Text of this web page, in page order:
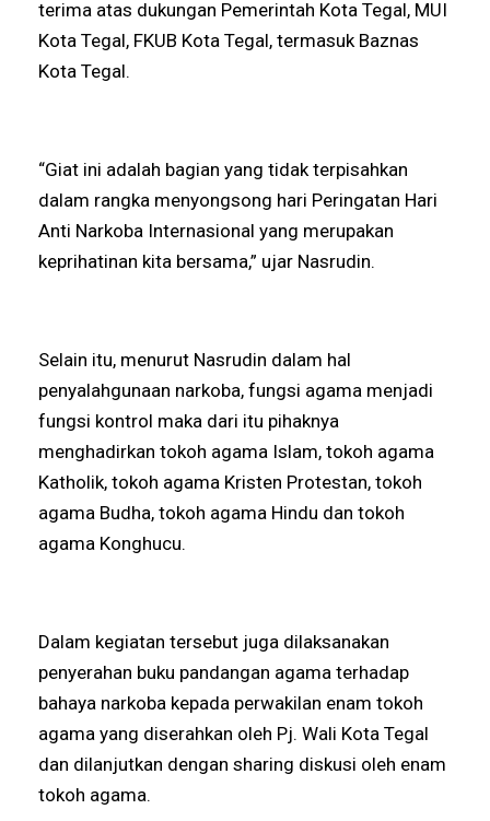
terima atas dukungan Pemerintah Kota Tegal, MUI
Kota Tegal, FKUB Kota Tegal, termasuk Baznas
Kota Tegal.
“Giat ini adalah bagian yang tidak terpisahkan
dalam rangka menyongsong hari Peringatan Hari
Anti Narkoba Internasional yang merupakan
keprihatinan kita bersama,” ujar Nasrudin.
Selain itu, menurut Nasrudin dalam hal
penyalahgunaan narkoba, fungsi agama menjadi
fungsi kontrol maka dari itu pihaknya
menghadirkan tokoh agama Islam, tokoh agama
Katholik, tokoh agama Kristen Protestan, tokoh
agama Budha, tokoh agama Hindu dan tokoh
agama Konghucu.
Dalam kegiatan tersebut juga dilaksanakan
penyerahan buku pandangan agama terhadap
bahaya narkoba kepada perwakilan enam tokoh
agama yang diserahkan oleh Pj. Wali Kota Tegal
dan dilanjutkan dengan sharing diskusi oleh enam
tokoh agama.